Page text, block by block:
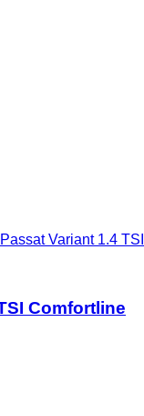
Variant 1.4 TSI
Comfortline